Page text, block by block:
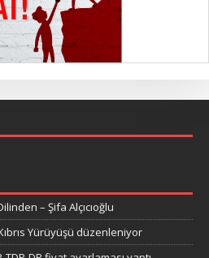
– Şifa Alçıcıoğlu
Yürüyüşü düzenleniyor